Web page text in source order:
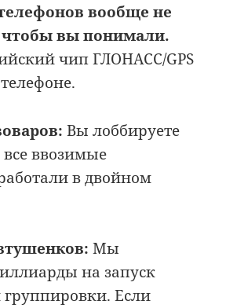
вообще не
чтобы вы понимали.
чип ГЛОНАСС/GPS
Вы лоббируете
ввозимые
в двойном
Мы
на запуск
группировки. Если